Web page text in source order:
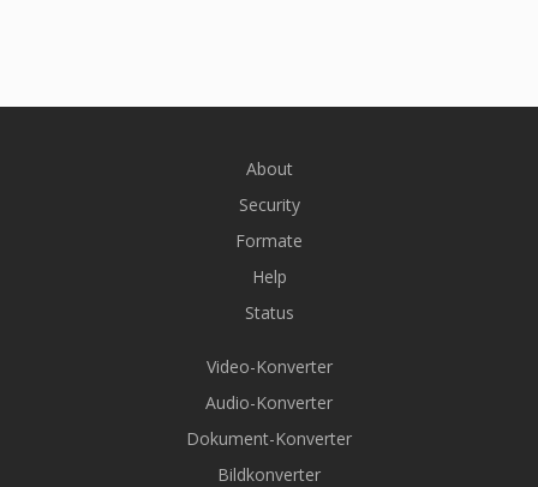
About
Security
Formate
Help
Status
Video-Konverter
Audio-Konverter
Dokument-Konverter
Bildkonverter